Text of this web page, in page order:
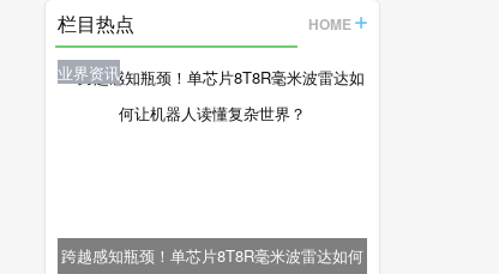
栏目热点 HOME
业界资讯
跨越感知瓶颈！单芯片8T8R毫米波雷达如何